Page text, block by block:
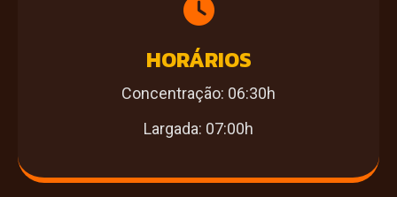
HORÁRIOS
Concentração: 06:30h
Largada: 07:00h